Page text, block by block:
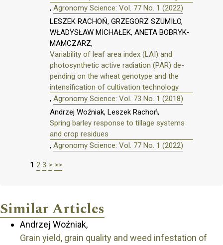
, Agronomy Science: Vol. 77 No. 1 (2022)
LESZEK RACHOŃ, GRZEGORZ SZUMIŁO,
WŁADYSŁAW MICHAŁEK, ANETA BOBRYK-
MAMCZARZ,
Variability of leaf area index (LAI) and
photosynthetic active radiation (PAR) de-
pending on the wheat genotype and the
intensification of cultivation technology
, Agronomy Science: Vol. 73 No. 1 (2018)
Andrzej Woźniak, Leszek Rachoń,
Spring barley response to tillage systems
and crop residues
, Agronomy Science: Vol. 77 No. 1 (2022)
1 2 3 > >>
Similar Articles
Andrzej Woźniak,
Grain yield, grain quality and weed infestation of